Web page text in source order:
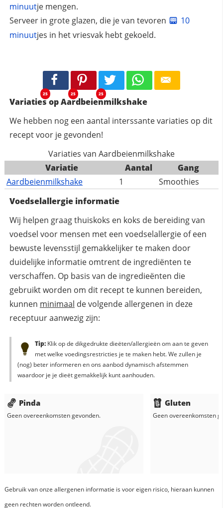
minuutje mengen.
Serveer in grote glazen, die je van tevoren
10
minuutjes in het vriesvak hebt gekoeld.
25 25 25
Variaties op Aardbeienmilkshake
We hebben nog een aantal interssante variaties op dit
recept voor je gevonden!
Variaties van Aardbeienmilkshake
Variatie
Aantal
Gang
Aardbeienmilkshake
1
Smoothies
Voedselallergie informatie
Wij helpen graag thuiskoks en koks de bereiding van
voedsel voor mensen met een voedselallergie of een
bewuste levensstijl gemakkelijker te maken door
duidelijke informatie omtrent de ingrediënten te
verschaffen. Op basis van de ingredieënten die
gebruikt worden om dit recept te kunnen bereiden,
kunnen minimaal de volgende allergenen in deze
receptuur aanwezig zijn:
Tip:Klik op de dikgedrukte dieëten/allergieën om aan te geven
met welke voedingsrestricties je te maken hebt. We zullen je
(nog) beter informeren en ons aanbod dynamisch afstemmen
waardoor je je dieët gemakkelijk kunt aanhouden.
Pinda
Geen overeenkomsten gevonden.
Gluten
Geen overeenkomsten
Gebruik van onze allergenen informatie is voor eigen risico, hieraan kunnen
geen rechten worden ontleend.